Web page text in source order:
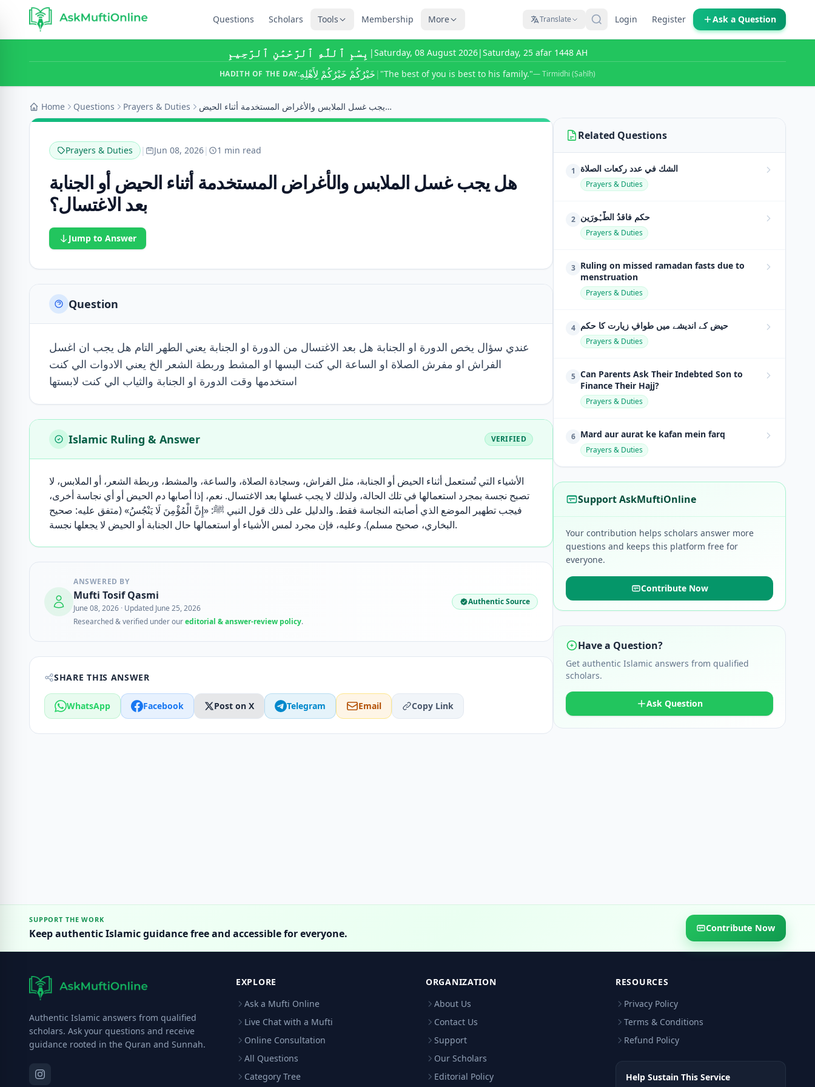
Questions Scholars Tools Membership More Translate Login Register Ask a Question
بِسْمِ ٱللَّٰهِ ٱلرَّحْمَٰنِ ٱلرَّحِيمِ |Saturday, 08 August 2026|Saturday, 25 afar 1448 AH
HADITH OF THE DAY:خَيْرُكُمْ خَيْرُكُمْ لِأَهْلِهِ | "The best of you is best to his family."— Tirmidhi (Ṣaḥīḥ)
Home Questions Prayers & Duties هل يجب غسل الملابس والأغراض المستخدمة أثناء الحيض...
Prayers & Duties | Jun 08, 2026| 1 min read
هل يجب غسل الملابس والأغراض المستخدمة أثناء الحيض أو الجنابة
بعد الاغتسال؟
Jump to Answer
Question
عندي سؤال يخص الدورة او الجنابة هل بعد الاغتسال من الدورة او الجنابة يعني الطهر التام هل يجب ان اغسل
الفراش او مفرش الصلاة او الساعة الي كنت البسها او المشط وربطة الشعر الخ يعني الادوات الي كنت
استخدمها وقت الدورة او الجنابة والثياب الي كنت لابستها
Islamic Ruling & Answer VERIFIED
الأشياء التي تُستعمل أثناء الحيض أو الجنابة، مثل الفراش، وسجادة الصلاة، والساعة، والمشط، وربطة الشعر، أو الملابس، لا
تصبح نجسة بمجرد استعمالها في تلك الحالة، ولذلك لا يجب غسلها بعد الاغتسال. نعم، إذا أصابها دم الحيض أو أي نجاسة أخرى،
فيجب تطهير الموضع الذي أصابته النجاسة فقط. والدليل على ذلك قول النبي ﷺ: «إِنَّ الْمُؤْمِنَ لَا يَنْجُسُ» (متفق عليه: صحيح
البخاري، صحيح مسلم). وعليه، فإن مجرد لمس الأشياء أو استعمالها حال الجنابة أو الحيض لا يجعلها نجسة.
ANSWERED BY
Mufti Tosif Qasmi
June 08, 2026 · Updated June 25, 2026
Researched & verified under oureditorial & answer-review policy.
Authentic Source
SHARE THIS ANSWER
WhatsApp Facebook Post on X Telegram Email Copy Link
Related Questions
1 الشك في عدد ركعات الصلاة
Prayers & Duties
2 حکمِ فاقدُ الطَّہُورَین
Prayers & Duties
3 Ruling on missed ramadan fasts due to
menstruation
Prayers & Duties
4 حیض کے اندیشے میں طوافِ زیارت کا حکم
Prayers & Duties
5 Can Parents Ask Their Indebted Son to
Finance Their Hajj?
Prayers & Duties
6 Mard aur aurat ke kafan mein farq
Prayers & Duties
Support AskMuftiOnline
Your contribution helps scholars answer more
questions and keeps this platform free for
everyone.
Contribute Now
Have a Question?
Get authentic Islamic answers from qualified
scholars.
Ask Question
SUPPORT THE WORK
Keep authentic Islamic guidance free and accessible for everyone. Contribute Now
Authentic Islamic answers from qualified
scholars. Ask your questions and receive
guidance rooted in the Quran and Sunnah.
EXPLORE
Ask a Mufti Online
Live Chat with a Mufti
Online Consultation
All Questions
Category Tree
ORGANIZATION
About Us
Contact Us
Support
Our Scholars
Editorial Policy
RESOURCES
Privacy Policy
Terms & Conditions
Refund Policy
Help Sustain This Service